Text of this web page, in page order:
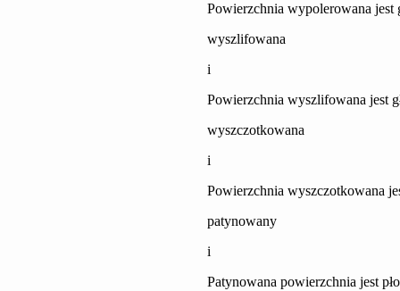
Powierzchnia wypolerowana jest
wyszlifowana
i
Powierzchnia wyszlifowana jest
wyszczotkowana
i
Powierzchnia wyszczotkowana
patynowany
i
Patynowana powierzchnia jest